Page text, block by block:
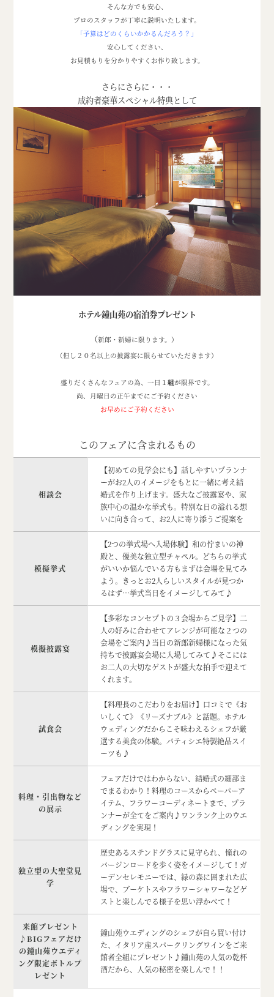
そんな方でも安心、
プロのスタッフが丁寧に説明いたします。
「予算はどのくらいかかるんだろう？」
安心してください、
お見積もりを分かりやすくお作り致します。
さらにさらに・・・
成約者豪華スペシャル特典として
ホテル鐘山苑の宿泊券プレゼント
（新郎・新婦に限ります。）
（但し２０名以上の披露宴に限らせていただきます）
盛りだくさんなフェアの為、一日１ 組が限界です。
尚、月曜日の正午までにご予約ください
お早めにご予約ください
このフェアに含まれるもの
相談会
【初めての見学会にも】話しやすいプランナ
ーがお2人のイメージをもとに一緒に考え結
婚式を作り上げます。盛大なご披露宴や、家
族中心の温かな挙式も。特別な日の溢れる想
いに向き合って、お2人に寄り添うご提案を
模擬挙式
【2つの挙式場へ入場体験】和の佇まいの神
殿と、優美な独立型チャペル。どちらの挙式
がいいか悩んでいる方もまずは会場を見てみ
よう。きっとお2人らしいスタイルが見つか
るはず…挙式当日をイメージしてみて♪
模擬披露宴
【多彩なコンセプトの３会場からご見学】二
人の好みに合わせてアレンジが可能な２つの
会場をご案内♪当日の新郎新婦様になった気
持ちで披露宴会場に入場してみて♪そこには
お二人の大切なゲストが盛大な拍手で迎えて
くれます。
試食会
【料理長のこだわりをお届け】口コミで《お
いしくて》《リーズナブル》と話題。ホテル
ウェディングだからこそ味わえるシェフが厳
選する美食の体験。パティシエ特製絶品スイ
ーツも♪
料理・引出物など
の展示
フェアだけではわからない、結婚式の細部ま
でまるわかり！料理のコースからペーパーア
イテム、フラワーコーディネートまで、プラ
ンナーが全てをご案内♪ワンランク上のウエ
ディングを実現！
独立型の大聖堂見
学
歴史あるステンドグラスに見守られ、憧れの
バージンロードを歩く姿をイメージして！ガ
ーデンセレモニーでは、緑の森に囲まれた広
場で、ブーケトスやフラワーシャワーなどゲ
ストと楽しんでる様子を思い浮かべて！
来館プレゼント
♪BIGフェアだけ
の鐘山苑ウエディ
ング限定ボトルプ
レゼント
鐘山苑ウエディングのシェフが自ら買い付け
た、イタリア産スパークリングワインをご来
館者全組にプレゼント♪鐘山苑の人気の乾杯
酒だから、人気の秘密を楽しんで！！